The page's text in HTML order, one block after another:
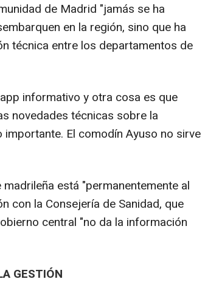
de Madrid "jamás se ha
en la región, sino que ha
técnica entre los departamentos de
informativo y otra cosa es que
novedades técnicas sobre la
El comodín Ayuso no sirve
está "permanentemente al
con la Consejería de Sanidad, que
central "no da la información
GESTIÓN